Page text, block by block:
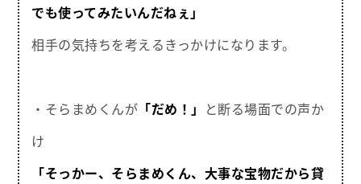
でも使ってみたいんだねぇ」
相手の気持ちを考えるきっかけになります。
・そらまめくんが 「だめ！」 と断る場面での声か
け
「そっかー、そらまめくん、大事な宝物だから貸